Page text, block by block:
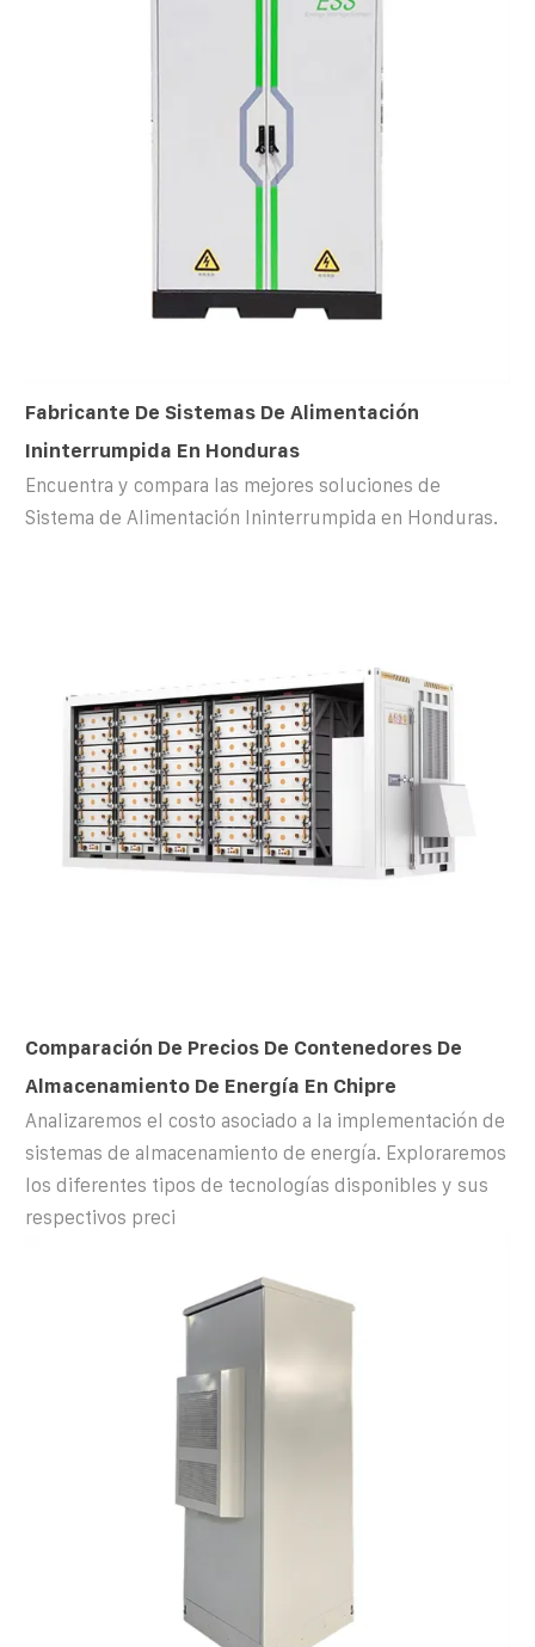
Fabricante De Sistemas De Alimentación
Ininterrumpida En Honduras
Encuentra y compara las mejores soluciones de
Sistema de Alimentación Ininterrumpida en Honduras.
Comparación De Precios De Contenedores De
Almacenamiento De Energía En Chipre
Analizaremos el costo asociado a la implementación de
sistemas de almacenamiento de energía. Exploraremos
los diferentes tipos de tecnologías disponibles y sus
respectivos preci